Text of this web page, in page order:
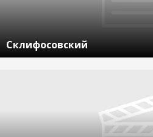
Склифосовский